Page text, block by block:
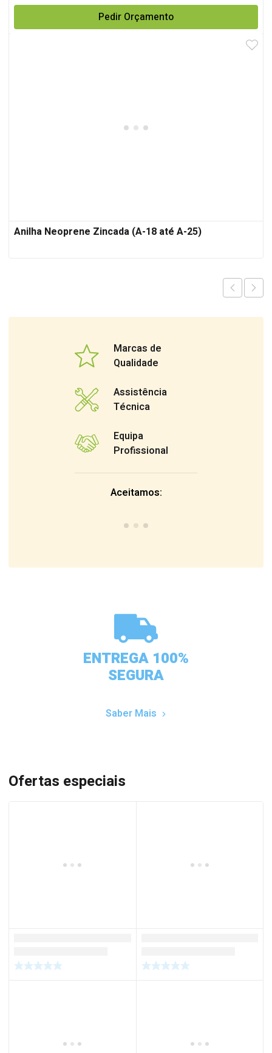
Pedir Orçamento
Anilha Neoprene Zincada (A-18 até A-25)
Marcas de
Qualidade
Assistência
Técnica
Equipa
Profissional
Aceitamos:
ENTREGA 100%
SEGURA
Saber Mais
Ofertas especiais